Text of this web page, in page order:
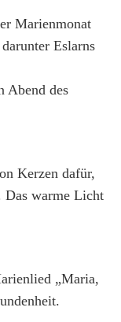
Marienmonat
Eslarns
Abend des
Kerzen dafür,
Das warme Licht
„Maria,